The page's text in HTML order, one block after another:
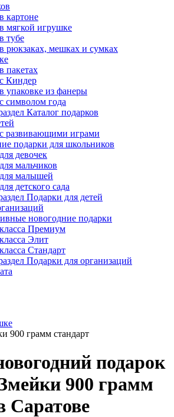
картоне
мягкой игрушке
тубе
рюкзаках, мешках и сумках
пакетах
Киндер
упаковке из фанеры
символом года
Каталог подарков
развивающими играми
подарки для школьников
девочек
мальчиков
малышей
детского сада
Подарки для детей
новогодние подарки
Премиум
Элит
Стандарт
Подарки для организаций
900 грамм стандарт
подарок
900 грамм
Саратове